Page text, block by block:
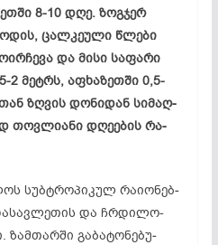
8-10 დღე. ზოგ­ჯერ
ცალ­კე­უ­ლი წლე­ბი
და მი­სი საფარი
2 მეტრს, აფ­ხა­ზეთ­­ში 0,5-
ზღვის დო­ნი­დან სი­მაღ­­
თოვ­ლი­ა­ნი დღე­ებ­ის რა­
სუბ­ტრო­პი­კულ რა­ი­ონ­ებ­
და ჩრდი­ლო-
ზამ­თარ­ში გა­ბა­ტო­ნე­ბუ­